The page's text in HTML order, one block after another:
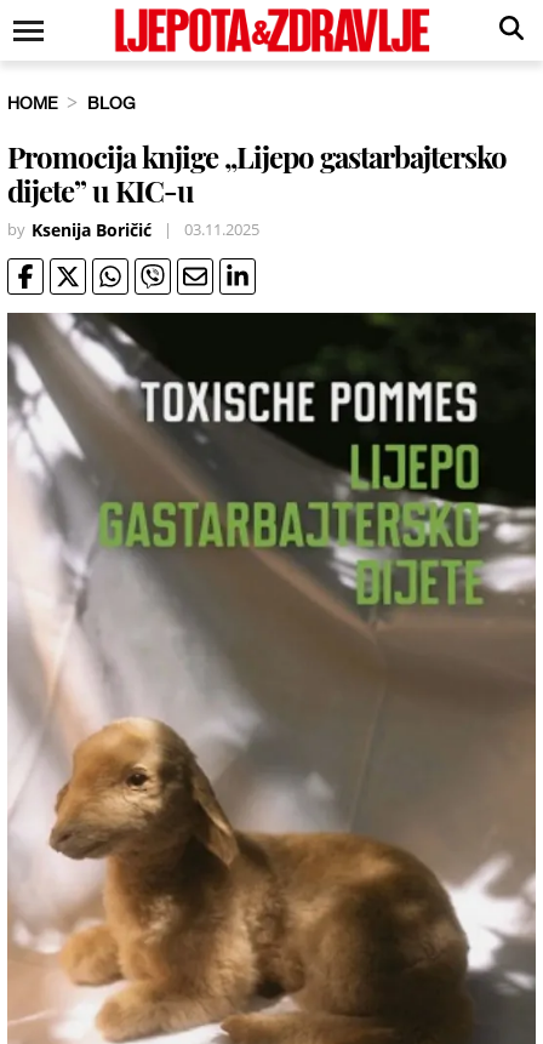
HOME BLOG
Promocija knjige „Lijepo gastarbajtersko
dijete” u KIC-u
by Ksenija Boričić | 03.11.2025